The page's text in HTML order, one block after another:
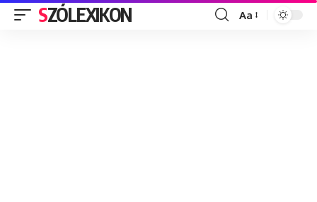
SZÓLEXIKON
Font
Aa